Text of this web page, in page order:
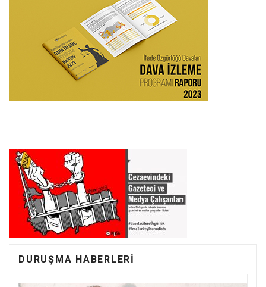
DURUŞMA HABERLERI